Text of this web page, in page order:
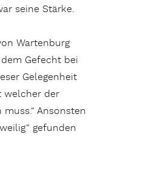
seine Stärke.
Wartenburg
Gefecht bei
Gelegenheit
welcher der
Ansonsten
gefunden